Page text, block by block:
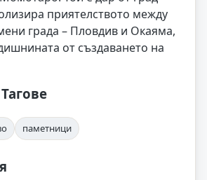
приятелството между
града – Пловдив и Окаяма,
от създаването на
паметници